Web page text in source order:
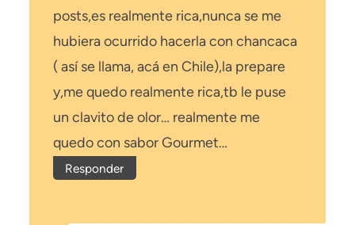
posts,es realmente rica,nunca se me
hubiera ocurrido hacerla con chancaca
( así se llama, acá en Chile),la prepare
y,me quedo realmente rica,tb le puse
un clavito de olor… realmente me
quedo con sabor Gourmet…
Responder